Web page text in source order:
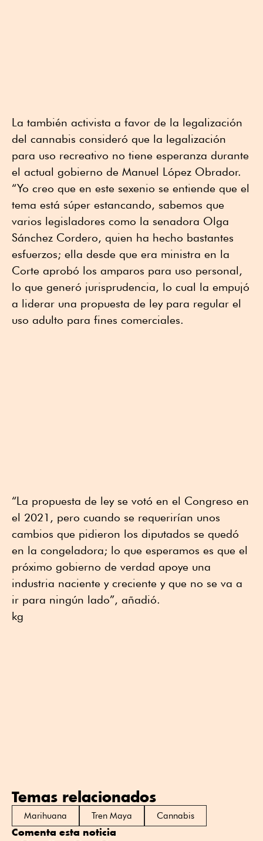
La también activista a favor de la legalización
del cannabis consideró que la legalización
para uso recreativo no tiene esperanza durante
el actual gobierno de Manuel López Obrador.
“Yo creo que en este sexenio se entiende que el
tema está súper estancando, sabemos que
varios legisladores como la senadora Olga
Sánchez Cordero, quien ha hecho bastantes
esfuerzos; ella desde que era ministra en la
Corte aprobó los amparos para uso personal,
lo que generó jurisprudencia, lo cual la empujó
a liderar una propuesta de ley para regular el
uso adulto para fines comerciales.
“La propuesta de ley se votó en el Congreso en
el 2021, pero cuando se requerirían unos
cambios que pidieron los diputados se quedó
en la congeladora; lo que esperamos es que el
próximo gobierno de verdad apoye una
industria naciente y creciente y que no se va a
ir para ningún lado”, añadió.
kg
Temas relacionados
Marihuana Tren Maya Cannabis
Comenta esta noticia